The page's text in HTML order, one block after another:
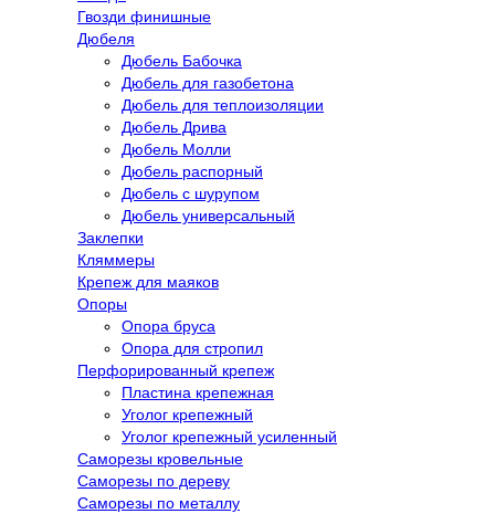
Гвозди финишные
Дюбеля
Дюбель Бабочка
Дюбель для газобетона
Дюбель для теплоизоляции
Дюбель Дрива
Дюбель Молли
Дюбель распорный
Дюбель с шурупом
Дюбель универсальный
Заклепки
Кляммеры
Крепеж для маяков
Опоры
Опора бруса
Опора для стропил
Перфорированный крепеж
Пластина крепежная
Уголог крепежный
Уголог крепежный усиленный
Саморезы кровельные
Саморезы по дереву
Саморезы по металлу